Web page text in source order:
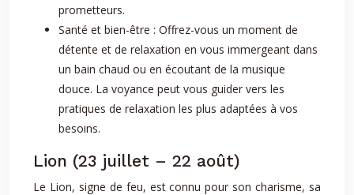
prometteurs.
Santé et bien-être : Offrez-vous un moment de
détente et de relaxation en vous immergeant dans
un bain chaud ou en écoutant de la musique
douce. La voyance peut vous guider vers les
pratiques de relaxation les plus adaptées à vos
besoins.
Lion (23 juillet – 22 août)
Le Lion, signe de feu, est connu pour son charisme, sa